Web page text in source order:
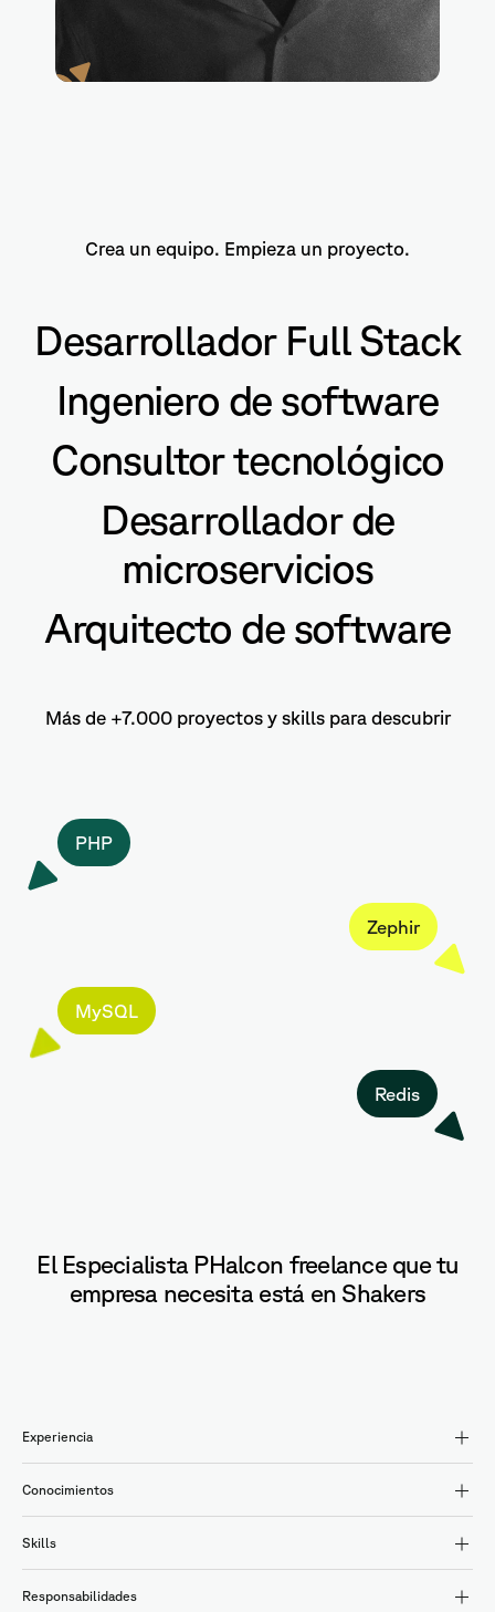
Crea un equipo. Empieza un proyecto.
Desarrollador Full Stack
Ingeniero de software
Consultor tecnológico
Desarrollador de
microservicios
Arquitecto de software
Más de +7.000 proyectos y skills para descubrir
PHP
Zephir
MySQL
Redis
El Especialista PHalcon freelance que tu
empresa necesita está en Shakers
Experiencia
Conocimientos
Skills
Responsabilidades